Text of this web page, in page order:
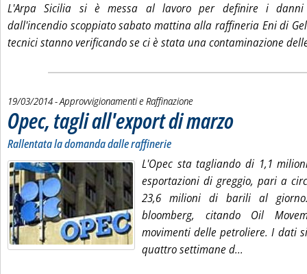
L'Arpa Sicilia si è messa al lavoro per definire i danni
dall'incendio scoppiato sabato mattina alla raffineria Eni di
tecnici stanno verificando se ci è stata una contaminazione
19/03/2014- Approvvigionamenti e Raffinazione
Opec, tagli all'export di marzo
Rallentata la domanda dalle raffinerie
L'Opec sta tagliando di 1,1
esportazioni di greggio, pari a
23,6 milioni di barili al
bloomberg, citando Oil
movimenti delle petroliere. I dati
quattro settimane d...